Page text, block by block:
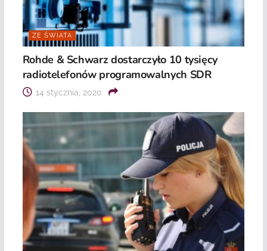
ZE ŚWIATA
Rohde & Schwarz dostarczyło 10 tysięcy
radiotelefonów programowalnych SDR
14 stycznia, 2020